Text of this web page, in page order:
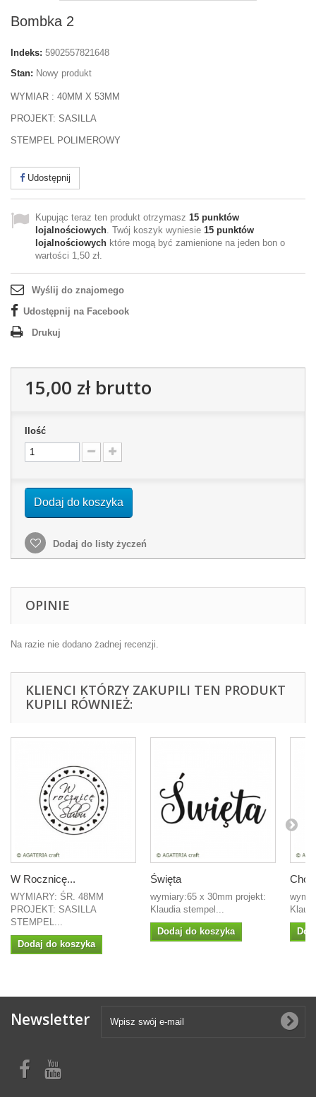
Bombka 2
Indeks: 5902557821648
Stan: Nowy produkt
WYMIAR : 40MM X 53MM
PROJEKT: SASILLA
STEMPEL POLIMEROWY
Udostępnij
Kupując teraz ten produkt otrzymasz 15 punktów
lojalnościowych. Twój koszyk wyniesie 15 punktów
lojalnościowych które mogą być zamienione na jeden bon o
wartości 1,50 zł.
Wyślij do znajomego
Udostępnij na Facebook
Drukuj
15,00 złbrutto
Ilość
Dodaj do koszyka
Dodaj do listy życzeń
OPINIE
Na razie nie dodano żadnej recenzji.
KLIENCI KTÓRZY ZAKUPILI TEN PRODUKT
KUPILI RÓWNIEŻ:
W Rocznicę...
WYMIARY: ŚR. 48MM
PROJEKT: SASILLA
STEMPEL...
Dodaj do koszyka
Święta
wymiary:65 x 30mm projekt:
Klaudia stempel...
Dodaj do koszyka
Newsletter